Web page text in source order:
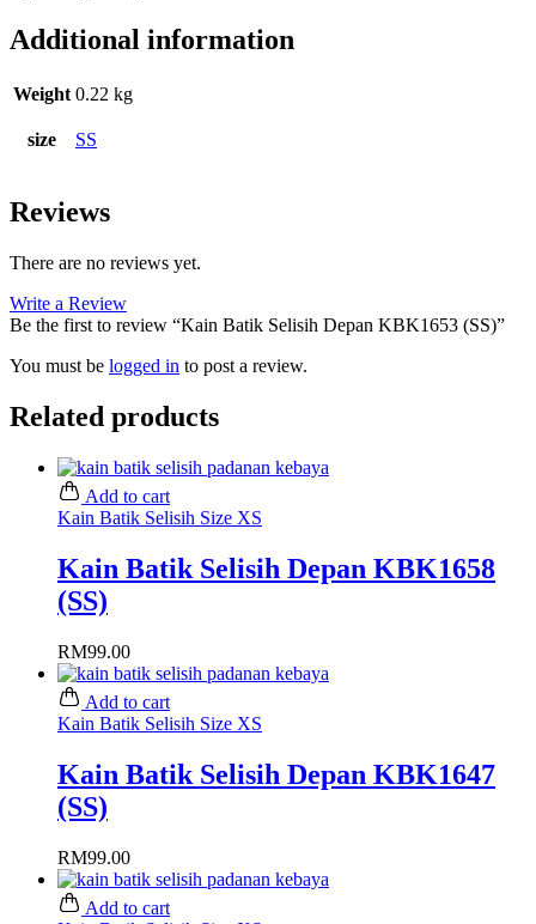
Additional information
Weight 0.22 kg
size SS
Reviews
There are no reviews yet.
Write a Review
Be the first to review “Kain Batik Selisih Depan KBK1653 (SS)”
You must be logged in to post a review.
Related products
Add to cart
Kain Batik Selisih Size XS
Kain Batik Selisih Depan KBK1658
(SS)
RM99.00
Add to cart
Kain Batik Selisih Size XS
Kain Batik Selisih Depan KBK1647
(SS)
RM99.00
Add to cart